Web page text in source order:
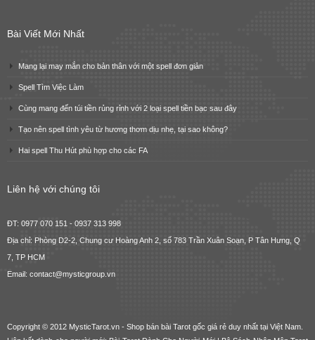
Bài Viết Mới Nhất
Mang lại may mắn cho bản thân với một spell đơn giản
Spell Tìm Việc Làm
Cùng mang đến túi tiền rủng rỉnh với 2 loại spell tiền bạc sau đây
Tạo nên spell tình yêu từ hương thơm dịu nhẹ, tại sao không?
Hai spell Thu Hút phù hợp cho các FA
Liên hệ với chúng tôi
ĐT: 0977 070 151 - 0937 313 998
Địa chỉ: Phòng D2-2, Chung cư Hoàng Anh 2, số 783 Trần Xuân Soạn, P Tân Hưng, Q
7, TP HCM
Email: contact@mysticgroup.vn
Copyright © 2012 MysticTarot.vn - Shop bán bài Tarot gốc giá rẻ duy nhất tại Việt Nam.